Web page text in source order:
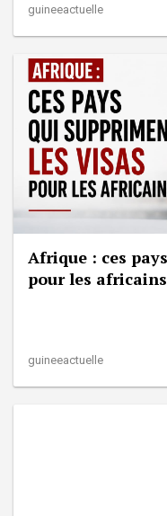
guineeactuelle
Afrique : ces
pour les africains
guineeactuelle